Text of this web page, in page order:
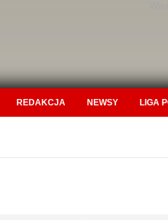
REDAKCJA NEWSY LIGA